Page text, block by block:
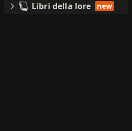
Libri della lore
new